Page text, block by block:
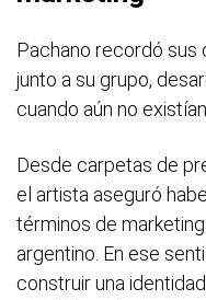
Pachano recordó
junto a su grupo,
cuando aún no
Desde carpetas de
el artista aseguró
términos de
argentino. En ese
construir una